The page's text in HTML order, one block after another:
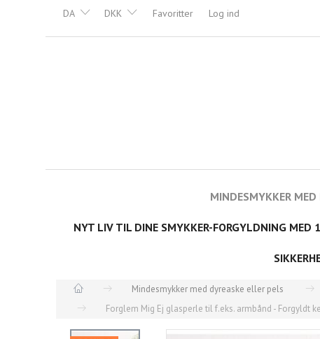
DA DKK Favoritter Log ind
MINDESMYKKER MED
NYT LIV TIL DINE SMYKKER-FORGYLDNING MED
Mindesmykker med dyreaske eller pels
Forglem Mig Ej glasperle til f.eks. armbånd - Forgyldt